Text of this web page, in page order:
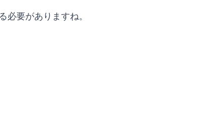
要がありますね。